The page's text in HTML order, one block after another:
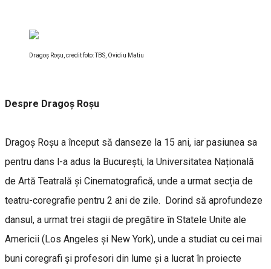
Dragoș Roșu, credit foto: TBS, Ovidiu Matiu
Despre Dragoș Roșu
Dragoș Roșu a început să danseze la 15 ani, iar pasiunea sa
pentru dans l-a adus la București, la Universitatea Națională
de Artă Teatrală și Cinematografică, unde a urmat secția de
teatru-coregrafie pentru 2 ani de zile. Dorind să aprofundeze
dansul, a urmat trei stagii de pregătire în Statele Unite ale
Americii (Los Angeles și New York), unde a studiat cu cei mai
buni coregrafi și profesori din lume și a lucrat în proiecte